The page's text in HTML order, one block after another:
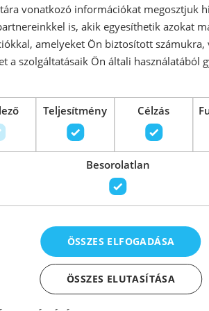
SMALL hideg
króm
177546
SM23
Előleg
36268
vonatkozó információkat megosztjuk
is, akik egyesíthetik azokat
amelyeket Ön biztosított számukra,
a szolgáltatásaik Ön általi használatából
Teljesítmény Célzás
Besorolatlan
ÖSSZES ELFOGADÁSA
ÖSSZES ELUTASÍTÁSA